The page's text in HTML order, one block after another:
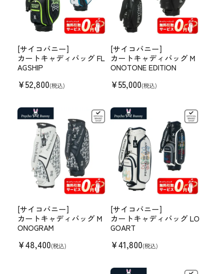
[サイコバニー]
カートキャディバッグ FL
AGSHIP
¥52,800(税込)
[サイコバニー]
カートキャディバッグ M
ONOTONE EDITION
¥55,000(税込)
[サイコバニー]
カートキャディバッグ M
ONOGRAM
¥48,400(税込)
[サイコバニー]
カートキャディバッグ LO
GOART
¥41,800(税込)